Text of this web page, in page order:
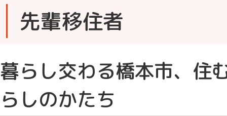
先輩移住者
暮らし交わる橋本市、住
らしのかたち